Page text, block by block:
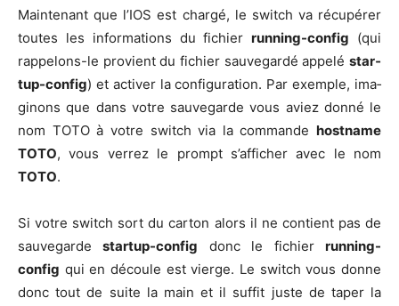
Main­te­nant que l’IOS est char­gé, le switch va récu­pé­rer
toutes les infor­ma­tions du fichierrun­ning-config (qui
rap­pe­lons-le pro­vient du fichier sau­ve­gar­dé appe­lé star­
tup-config) et acti­ver la confi­gu­ra­tion. Par exemple, ima­
gi­nons que dans votre sau­ve­garde vous aviez don­né le
nom TOTO à votre switch via la com­mande host­name
TOTO, vous ver­rez le prompt s’af­fi­cher avec le nom
TOTO.
Si votre switch sort du car­ton alors il ne contient pas de
sau­ve­gardestar­tup-config donc le fichierrun­ning-
config qui en découle est vierge. Le switch vous donne
donc tout de suite la main et il suf­fit juste de taper la